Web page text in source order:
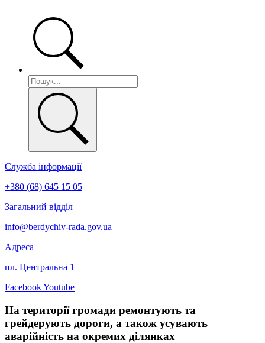
Служба інформації
+380 (68) 645 15 05
Загальний відділ
info@berdychiv-rada.gov.ua
Адреса
пл. Центральна 1
FacebookYoutube
На території громади ремонтують та
грейдерують дороги, а також усувають
аварійність на окремих ділянках